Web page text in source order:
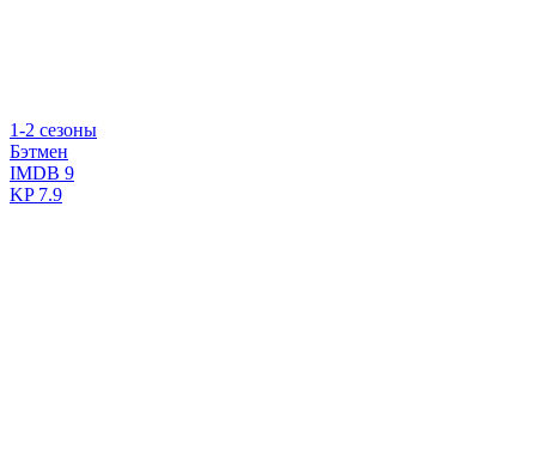
1-2 сезоны
Бэтмен
IMDB 9
KP7.9